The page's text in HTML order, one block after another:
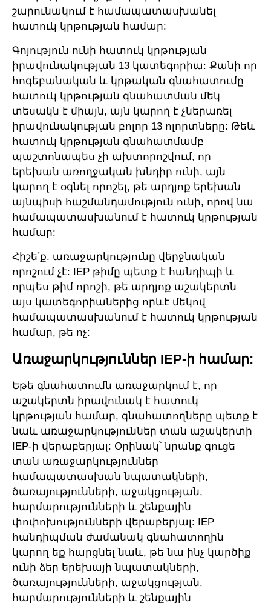
շարունակում է համապատասխանել
հատուկ կրթության համար:
Գոյություն ունի հատուկ կրթության
իրավունակության 13 կատեգորիա: Քանի որ
հոգեբանական և կրթական գնահատումը
հատուկ կրթության գնահատման մեկ
տեսակն է միայն, այն կարող է չներառել
իրավունակության բոլոր 13 ոլորտները: Թեև
հատուկ կրթության գնահատմամբ
պաշտոնապես չի ախտորոշվում, որ
երեխան առողջական խնդիր ունի, այն
կարող է օգնել որոշել, թե արդյոք երեխան
այնպիսի հաշմանդամություն ունի, որով նա
համապատասխանում է հատուկ կրթության
համար:
Հիշե՛ք. առաջարկությունը վերջնական
որոշում չէ: IEP թիմը պետք է հանդիպի և
որպես թիմ որոշի, թե արդյոք աշակերտն
այս կատեգորիաներից որևէ մեկով
համապատասխանում է հատուկ կրթության
համար, թե ոչ:
Առաջարկություններ IEP-ի համար:
Եթե գնահատումն առաջարկում է, որ
աշակերտն իրավունակ է հատուկ
կրթության համար, գնահատողները պետք է
նաև առաջարկություններ տան աշակերտի
IEP-ի վերաբերյալ: Օրինակ՝ նրանք գուցե
տան առաջարկություններ
համապատասխան նպատակների,
ծառայությունների, աջակցության,
հարմարությունների և շենքային
փոփոխությունների վերաբերյալ: IEP
հանդիպման ժամանակ գնահատողին
կարող եք հարցնել նաև, թե նա ինչ կարծիք
ունի ձեր երեխայի նպատակների,
ծառայությունների, աջակցության,
հարմարությունների և շենքային